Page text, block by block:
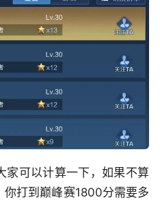
家可以计算一下，如果不算
打到巅峰赛1800分需要多